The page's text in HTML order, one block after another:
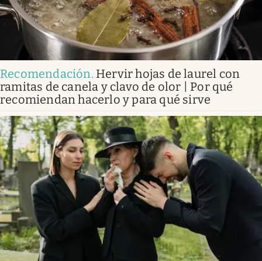
Recomendación. Hervir hojas de laurel con
ramitas de canela y clavo de olor | Por qué
recomiendan hacerlo y para qué sirve